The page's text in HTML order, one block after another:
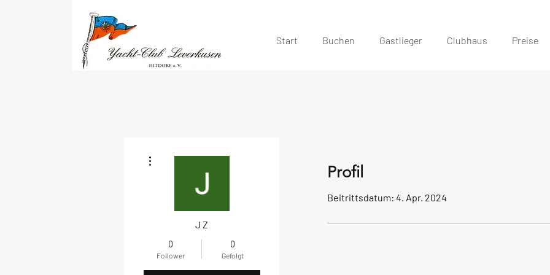
Start Buchen Gastlieger Clubhaus Preise
Profil
Beitrittsdatum: 4. Apr. 2024
J Z
0
Follower
0
Gefolgt